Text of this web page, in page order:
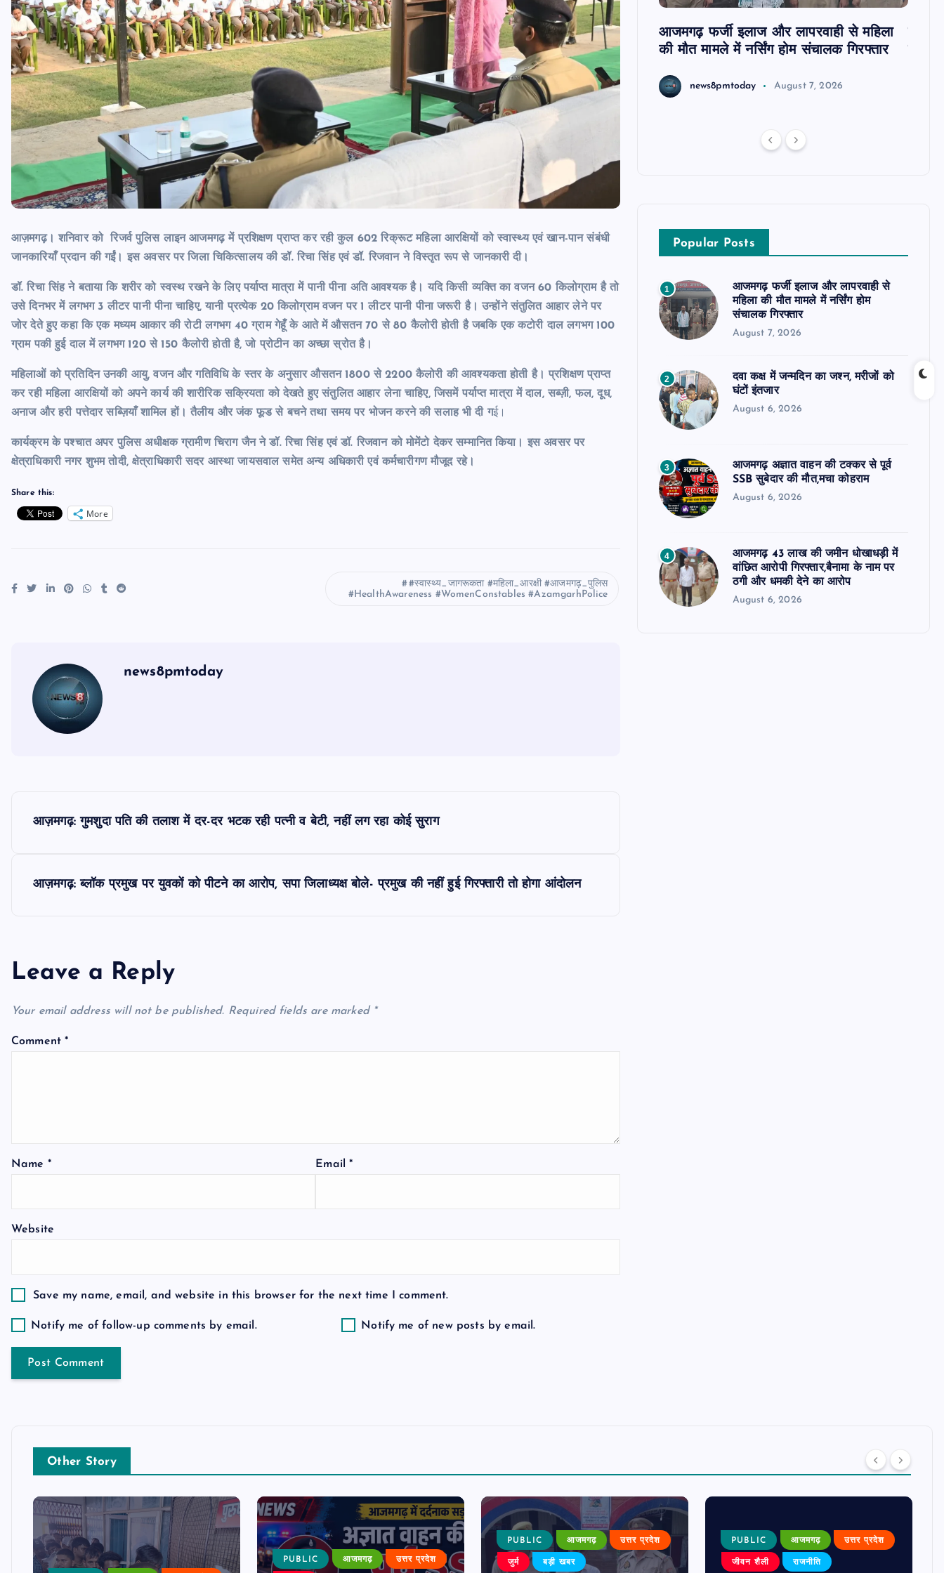
आज़मगढ़। शनिवार को रिजर्व पुलिस लाइन आजमगढ़ में प्रशिक्षण प्राप्त कर रही कुल 602 रिक्रूट महिला आरक्षियों को स्वास्थ्य एवं खान-पान संबंधी
जानकारियाँ प्रदान की गईं। इस अवसर पर जिला चिकित्सालय की डॉ. रिचा सिंह एवं डॉ. रिजवान ने विस्तृत रूप से जानकारी दी।
डॉ. रिचा सिंह ने बताया कि शरीर को स्वस्थ रखने के लिए पर्याप्त मात्रा में पानी पीना अति आवश्यक है। यदि किसी व्यक्ति का वजन 60 किलोग्राम है तो
उसे दिनभर में लगभग 3 लीटर पानी पीना चाहिए, यानी प्रत्येक 20 किलोग्राम वजन पर 1 लीटर पानी पीना जरूरी है। उन्होंने संतुलित आहार लेने पर
जोर देते हुए कहा कि एक मध्यम आकार की रोटी लगभग 40 ग्राम गेहूँ के आते में औसतन 70 से 80 कैलोरी होती है जबकि एक कटोरी दाल लगभग 100
ग्राम पकी हुई दाल में लगभग 120 से 150 कैलोरी होती है, जो प्रोटीन का अच्छा स्रोत है।
महिलाओं को प्रतिदिन उनकी आयु, वजन और गतिविधि के स्तर के अनुसार औसतन 1800 से 2200 कैलोरी की आवश्यकता होती है। प्रशिक्षण प्राप्त
कर रही महिला आरक्षियों को अपने कार्य की शारीरिक सक्रियता को देखते हुए संतुलित आहार लेना चाहिए, जिसमें पर्याप्त मात्रा में दाल, सब्ज़ी, फल, दूध,
अनाज और हरी पत्तेदार सब्ज़ियाँ शामिल हों। तैलीय और जंक फूड से बचने तथा समय पर भोजन करने की सलाह भी दी गई।
कार्यक्रम के पश्चात अपर पुलिस अधीक्षक ग्रामीण चिराग जैन ने डॉ. रिचा सिंह एवं डॉ. रिजवान को मोमेंटो देकर सम्मानित किया। इस अवसर पर
क्षेत्राधिकारी नगर शुभम तोदी, क्षेत्राधिकारी सदर आस्था जायसवाल समेत अन्य अधिकारी एवं कर्मचारीगण मौजूद रहे।
Share this:
More
#स्वास्थ्य_जागरूकता #महिला_आरक्षी #आजमगढ़_पुलिस
#HealthAwareness #WomenConstables #AzamgarhPolice
news8pmtoday
n
a
v
a
i
o
n
आज़मगढ़: गुमशुदा पति की तलाश में दर-दर भटक रही पत्नी व बेटी, नहीं लग रहा कोई सुराग
आज़मगढ़: ब्लॉक प्रमुख पर युवकों को पीटने का आरोप, सपा जिलाध्यक्ष बोले- प्रमुख की नहीं हुई गिरफ्तारी तो होगा आंदोलन
Leave a Reply
Your email address will not be published. Required fields are marked *
Comment*
Name * Email*
Website
Save my name, email, and website in this browser for the next time I comment.
Notify me of follow-up comments by email. Notify me of new posts by email.
आजमगढ़ फर्जी इलाज और लापरवाही से महिला
की मौत मामले में नर्सिंग होम संचालक गिरफ्तार
news8pmtoday August 7, 2026
दवा
इंतजार
Popular Posts
1
आजमगढ़ फर्जी इलाज और लापरवाही से
महिला की मौत मामले में नर्सिंग होम
संचालक गिरफ्तार
August 7, 2026
2
दवा कक्ष में जन्मदिन का जश्न, मरीजों को
घंटों इंतजार
August 6, 2026
3
आजमगढ़ अज्ञात वाहन की टक्कर से पूर्व
SSB सुबेदार की मौत,मचा कोहराम
August 6, 2026
4
आजमगढ़ 43 लाख की जमीन धोखाधड़ी में
वांछित आरोपी गिरफ्तार,बैनामा के नाम पर
ठगी और धमकी देने का आरोप
August 6, 2026
Other Story
PUBLIC आजमगढ़ उत्तर प्रदेश
PUBLIC आजमगढ़ उत्तर प्रदेश
जुर्म बड़ी खबर
PUBLIC आजमगढ़ उत्तर प्रदेश
जीवन शैली राजनीति